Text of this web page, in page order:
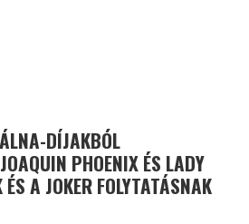
DÍJAKBÓL
PHOENIX ÉS LADY
A JOKER FOLYTATÁSNAK